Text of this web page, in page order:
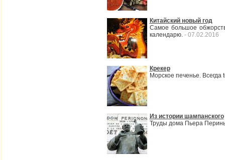
Китайский новый год
Самое большое
календарю. - 07.02.2016
Крекер
Морское печенье.
Из истории шампанского
Труды дома Пьера